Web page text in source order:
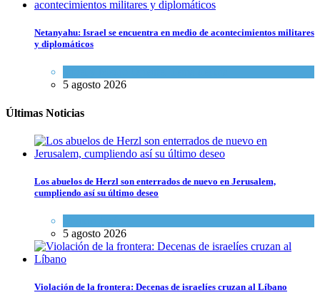
Netanyahu: Israel se encuentra en medio de acontecimientos militares
y diplomáticos
5 agosto 2026
Últimas Noticias
Los abuelos de Herzl son enterrados de nuevo en Jerusalem,
cumpliendo así su último deseo
5 agosto 2026
Violación de la frontera: Decenas de israelíes cruzan al Líbano